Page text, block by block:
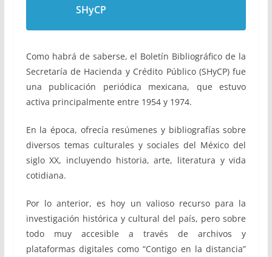
SHyCP
Como habrá de saberse, el Boletín Bibliográfico de la
Secretaría de Hacienda y Crédito Público (SHyCP) fue
una publicación periódica mexicana, que estuvo
activa principalmente entre 1954 y 1974.
En la época, ofrecía resúmenes y bibliografías sobre
diversos temas culturales y sociales del México del
siglo XX, incluyendo historia, arte, literatura y vida
cotidiana.
Por lo anterior, es hoy un valioso recurso para la
investigación histórica y cultural del país, pero sobre
todo muy accesible a través de archivos y
plataformas digitales como “Contigo en la distancia”